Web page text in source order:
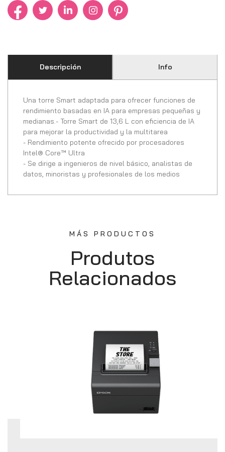
Descripción Info
Una torre Smart adaptada para ofrecer funciones de
rendimiento basadas en IA para empresas pequeñas y
medianas.- Torre Smart de 13,6 L con eficiencia de IA
para mejorar la productividad y la multitarea
- Rendimiento potente ofrecido por procesadores
Intel® Core™ Ultra
- Se dirige a ingenieros de nivel básico, analistas de
datos, minoristas y profesionales de los medios
MÁS PRODUCTOS
Produtos
Relacionados